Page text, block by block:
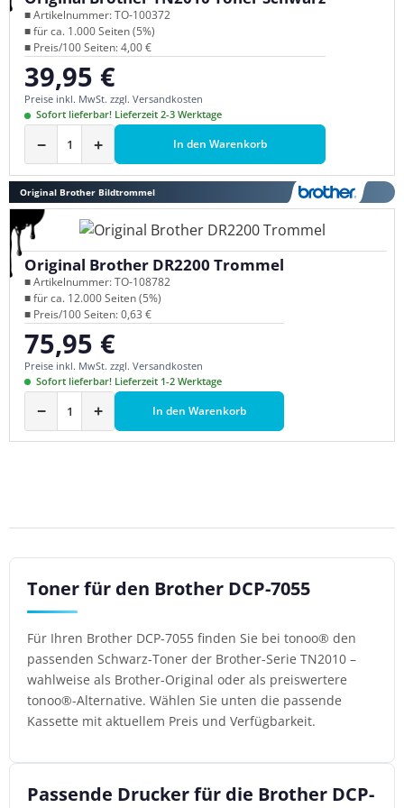
■ Artikelnummer: TO-100372
■ für ca. 1.000 Seiten (5%)
■ Preis/100 Seiten: 4,00 €
Regulärer Preis:
39,95 €
Preise inkl. MwSt. zzgl. Versandkosten
Sofort lieferbar! Lieferzeit 2-3 Werktage
− + In den Warenkorb
Original Brother Bildtrommel
Original Brother DR2200 Trommel
■ Artikelnummer: TO-108782
■ für ca. 12.000 Seiten (5%)
■ Preis/100 Seiten: 0,63 €
Regulärer Preis:
75,95 €
Preise inkl. MwSt. zzgl. Versandkosten
Sofort lieferbar! Lieferzeit 1-2 Werktage
− + In den Warenkorb
Toner für den Brother DCP-7055
Für Ihren Brother DCP-7055 finden Sie bei tonoo® den
passenden Schwarz-Toner der Brother-Serie TN2010 –
wahlweise als Brother-Original oder als preiswertere
tonoo®-Alternative. Wählen Sie unten die passende
Kassette mit aktuellem Preis und Verfügbarkeit.
Passende Drucker für die Brother DCP-